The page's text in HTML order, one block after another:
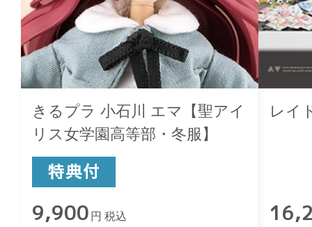
きるプラ 小石川 エマ【聖アイ
リス女学園高等部・冬服】
9,900 円 税込
レイ